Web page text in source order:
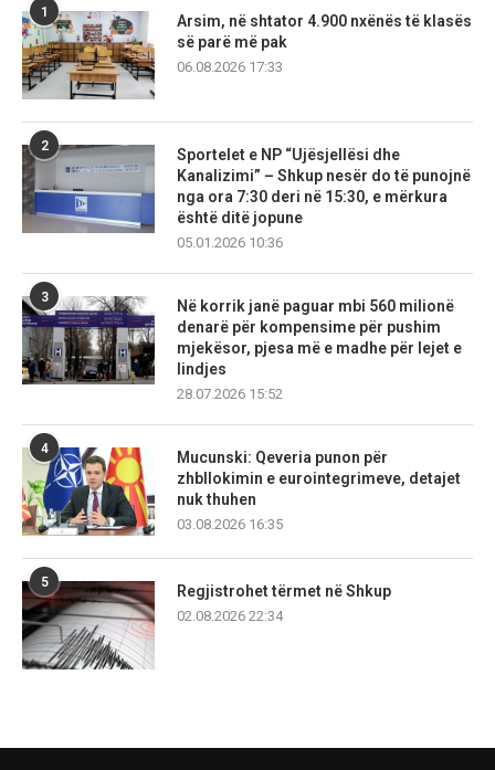
1
Arsim, në shtator 4.900 nxënës të klasës
së parë më pak
06.08.2026 17:33
2
Sportelet e NP “Ujësjellësi dhe
Kanalizimi” – Shkup nesër do të punojnë
nga ora 7:30 deri në 15:30, e mërkura
është ditë jopune
05.01.2026 10:36
3
Në korrik janë paguar mbi 560 milionë
denarë për kompensime për pushim
mjekësor, pjesa më e madhe për lejet e
lindjes
28.07.2026 15:52
4
Mucunski: Qeveria punon për
zhbllokimin e eurointegrimeve, detajet
nuk thuhen
03.08.2026 16:35
5
Regjistrohet tërmet në Shkup
02.08.2026 22:34